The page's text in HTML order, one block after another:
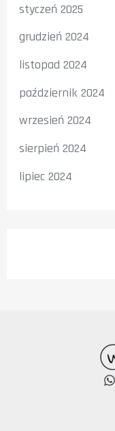
styczeń 2025
grudzień 2024
listopad 2024
październik 2024
wrzesień 2024
sierpień 2024
lipiec 2024